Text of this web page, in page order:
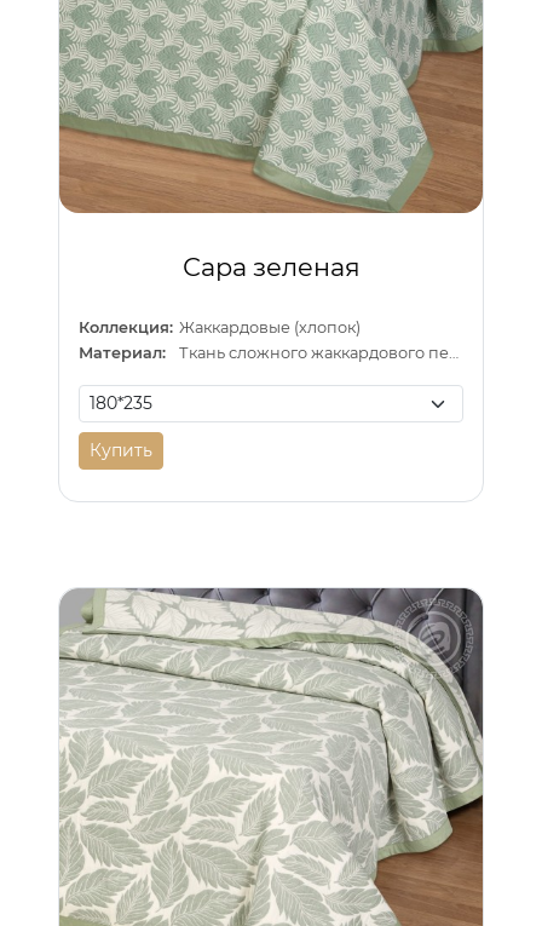
Сара зеленая
Коллекция: Жаккардовые (хлопок)
Материал:
Ткань сложного жаккардового переплетения внутри п/э нитка
Купить